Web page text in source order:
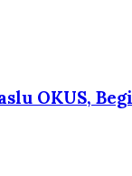
OKUS,